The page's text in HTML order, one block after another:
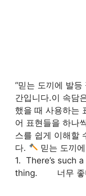
“믿는 도끼에 발등
간입니다.이 속담
했을 때 사용하는
어 표현들을 하나
스를 쉽게 이해할
다.
믿는 도끼
1. There’s such
thing. 너무 좋